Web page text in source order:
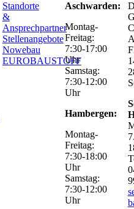
Standorte
&
Ansprechpartner
Stellenangebote
Nowebau
EUROBAUSTOFF
Aschwarden:
Montag-
Freitag:
7:30-17:00
Uhr
Samstag:
7:30-12:00
Uhr
Hambergen:
Montag-
Freitag:
7:30-18:00
Uhr
Samstag:
7:30-12:00
Uhr